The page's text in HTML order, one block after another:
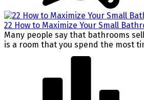
22 How to Maximize Your Small
Many people say that bathrooms
is a room that you spend the most